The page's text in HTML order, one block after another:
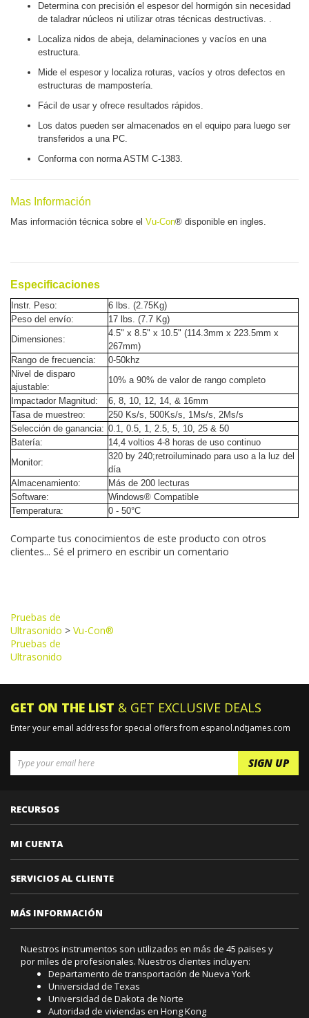
Determina con precisión el espesor del hormigón sin necesidad
de taladrar núcleos ni utilizar otras técnicas destructivas. .
Localiza nidos de abeja, delaminaciones y vacíos en una
estructura.
Mide el espesor y localiza roturas, vacíos y otros defectos en
estructuras de mampostería.
Fácil de usar y ofrece resultados rápidos.
Los datos pueden ser almacenados en el equipo para luego ser
transferidos a una PC.
Conforma con norma ASTM C-1383.
Mas Información
Mas información técnica sobre el Vu-Con® disponible en ingles.
Especificaciones
Instr. Peso:
6 lbs. (2.75Kg)
Peso del envío:
17 lbs. (7.7 Kg)
Dimensiones:
4.5" x 8.5" x 10.5" (114.3mm x 223.5mm x
267mm)
Rango de frecuencia:
0-50khz
Nivel de disparo
ajustable:
10% a 90% de valor de rango completo
Impactador Magnitud:
6, 8, 10, 12, 14, & 16mm
Tasa de muestreo:
250 Ks/s, 500Ks/s, 1Ms/s, 2Ms/s
Selección de ganancia: 0.1, 0.5, 1, 2.5, 5, 10, 25 & 50
Batería:
14,4 voltios 4-8 horas de uso continuo
Monitor:
320 by 240;retroiluminado para uso a la luz del
día
Almacenamiento:
Más de 200 lecturas
Software:
Windows® Compatible
Temperatura:
0 - 50°C
Comparte tus conocimientos de este producto con otros
clientes... Sé el primero en escribir un comentario
Pruebas de
Ultrasonido > Vu-Con®
Pruebas de
Ultrasonido
GET ON THE LIST & GET EXCLUSIVE DEALS
Enter your email address for special offers from espanol.ndtjames.com
RECURSOS
MI CUENTA
SERVICIOS AL CLIENTE
MÁS INFORMACIÓN
Nuestros instrumentos son utilizados en más de 45 paises y
por miles de profesionales. Nuestros clientes incluyen:
Departamento de transportación de Nueva York
Universidad de Texas
Universidad de Dakota de Norte
Autoridad de viviendas en Hong Kong